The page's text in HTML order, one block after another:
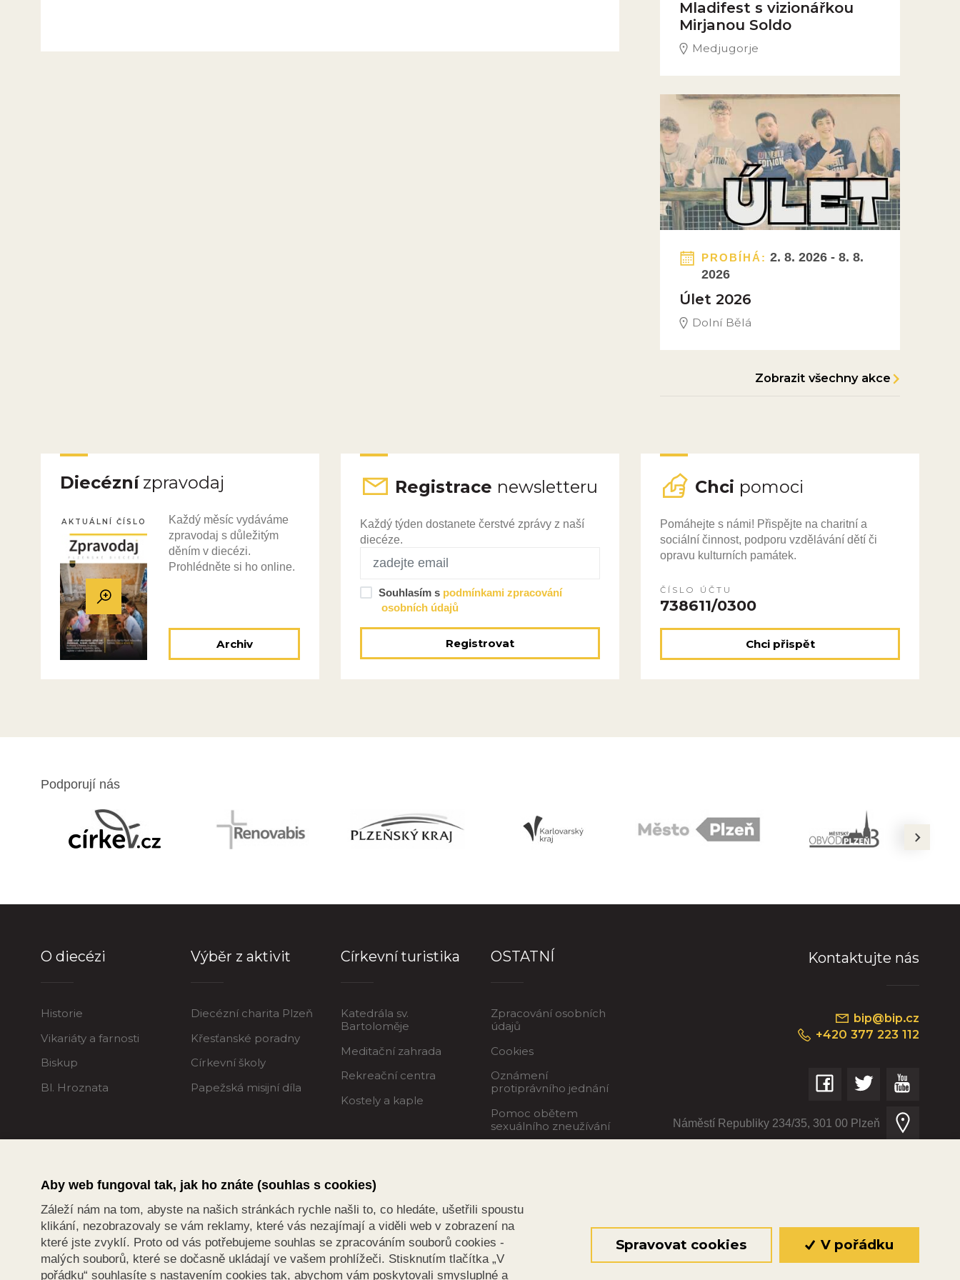
Mladifest s vizionářkou
Mirjanou Soldo
Medjugorje
Obrázek novinky
PROBÍHÁ: 2. 8. 2026 - 8. 8.
2026
Úlet 2026
Dolní Bělá
Zobrazit všechny akce
Diecéznízpravodaj
AKTUÁLNÍ ČÍSLO
Každý měsíc vydáváme
zpravodaj s důležitým
děním v diecézi.
Prohlédněte si ho online.
Archiv
Registrace newsletteru
Každý týden dostanete čerstvé zprávy z naší
diecéze.
Souhlasím s podmínkami zpracování
osobních údajů
Registrovat
Chci pomoci
Pomáhejte s námi! Přispějte na charitní a
sociální činnost, podporu vzdělávání dětí či
opravu kulturních památek.
ČÍSLO ÚČTU
738611/0300
Chci přispět
Podporují nás
next
O diecézi
Historie
Vikariáty a farnosti
Biskup
Bl. Hroznata
Výběr z aktivit
Diecézní charita Plzeň
Křesťanské poradny
Církevní školy
Papežská misijní díla
Církevní turistika
Katedrála sv.
Bartoloměje
Meditační zahrada
Rekreační centra
Kostely a kaple
OSTATNÍ
Zpracování osobních
údajů
Cookies
Oznámení
protiprávního jednání
Pomoc obětem
sexuálního zneužívání
Kontaktujte nás
bip@bip.cz
+420 377 223 112
Náměstí Republiky 234/35, 301 00 Plzeň
© 2026 Oficiální stránky Plzeňské diecéze ©dmpCMS
Aby web fungoval tak, jak ho znáte (souhlas s cookies)
Záleží nám na tom, abyste na našich stránkách rychle našli to, co hledáte, ušetřili spoustu
klikání, nezobrazovaly se vám reklamy, které vás nezajímají a viděli web v zobrazení na
které jste zvyklí. Proto od vás potřebujeme souhlas se zpracováním souborů cookies -
malých souborů, které se dočasně ukládají ve vašem prohlížeči. Stisknutím tlačítka „V
pořádku“ souhlasíte s nastavením cookies tak, abychom vám poskytovali smysluplné a
Spravovat cookies V pořádku